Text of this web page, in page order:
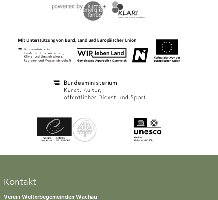
Kontakt
Verein Welterbegemeinden Wachau